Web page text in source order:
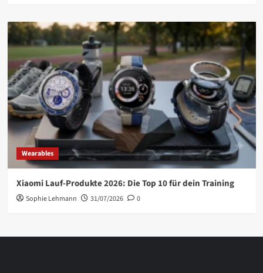
Wearables
Xiaomi Lauf-Produkte 2026: Die Top 10 für dein Training
Sophie Lehmann 31/07/2026 0